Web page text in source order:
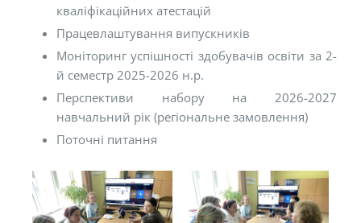
кваліфікаційних атестацій
Працевлаштування випускників
Моніторинг успішності здобувачів освіти за 2-
й семестр 2025-2026 н.р.
Перспективи набору на 2026-2027
навчальний рік (регіональне замовлення)
Поточні питання